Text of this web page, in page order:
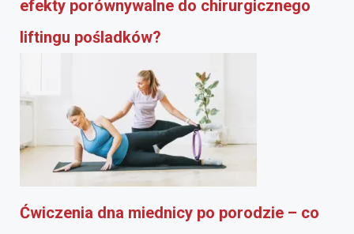
efekty porównywalne do chirurgicznego
liftingu pośladków?
Ćwiczenia dna miednicy po porodzie – co